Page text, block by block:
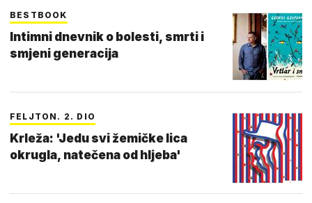
BESTBOOK
Intimni dnevnik o bolesti, smrti i
smjeni generacija
FELJTON. 2. DIO
Krleža: 'Jedu svi žemičke lica
okrugla, natečena od hljeba'